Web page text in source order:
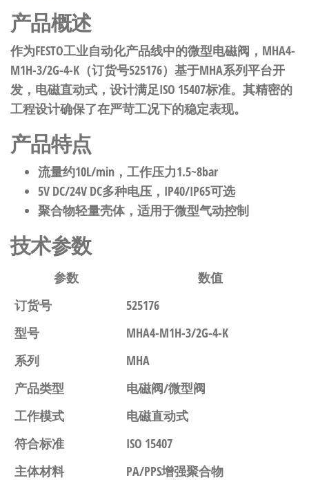
产品概述
作为FESTO工业自动化产品线中的微型电磁阀，MHA4-
M1H-3/2G-4-K（订货号525176）基于MHA系列平台开
发，电磁直动式，设计满足ISO 15407标准。其精密的
工程设计确保了在严苛工况下的稳定表现。
产品特点
流量约10L/min，工作压力1.5~8bar
5V DC/24V DC多种电压，IP40/IP65可选
聚合物轻量壳体，适用于微型气动控制
技术参数
参数
数值
订货号
525176
型号
MHA4-M1H-3/2G-4-K
系列
MHA
产品类型
电磁阀/微型阀
工作模式
电磁直动式
符合标准
ISO 15407
主体材料
PA/PPS增强聚合物